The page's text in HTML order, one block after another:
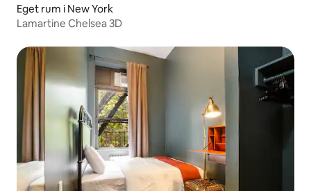
Eget rum i New York
Lamartine Chelsea 3D